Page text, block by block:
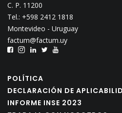
C. P. 11200
Tel.: +598 2412 1818
Montevideo - Uruguay
factum@factum.uy
POLÍTICA
DECLARACIÓN DE
INFORME INSE 2023